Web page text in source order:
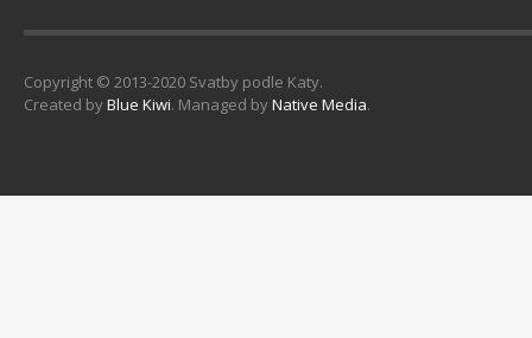
Copyright © 2013-2020 Svatby podle Katy.
Created byBlue Kiwi. Managed byNative Media.